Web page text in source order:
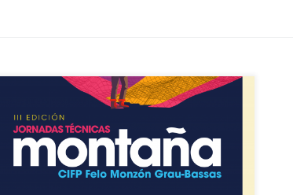
Se abren las inscripciones de las III Jornadas Técnicas
CIFP Felo Monzón Grau-Bassas organizadas por
nuestro centro en colaboración de la Federación
Canaria de Montañismo.No pierdas la oportunidad de
participar en un foro abierto a toda la comunidad